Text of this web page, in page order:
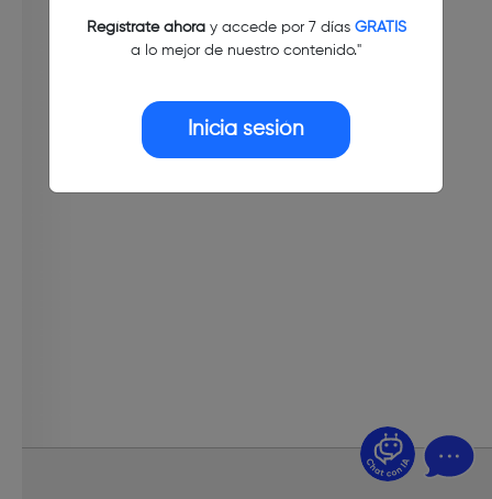
Regístrate ahoray accede por 7 días GRATIS
a lo mejor de nuestro contenido."
Inicia sesión